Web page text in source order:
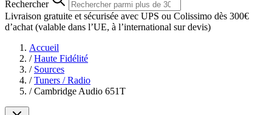
Rechercher
Livraison gratuite et sécurisée avec UPS ou Colissimo dès 300€
d’achat (valable dans l’UE, à l’international sur devis)
Accueil
/ Haute Fidélité
/ Sources
/ Tuners / Radio
/ Cambridge Audio 651T